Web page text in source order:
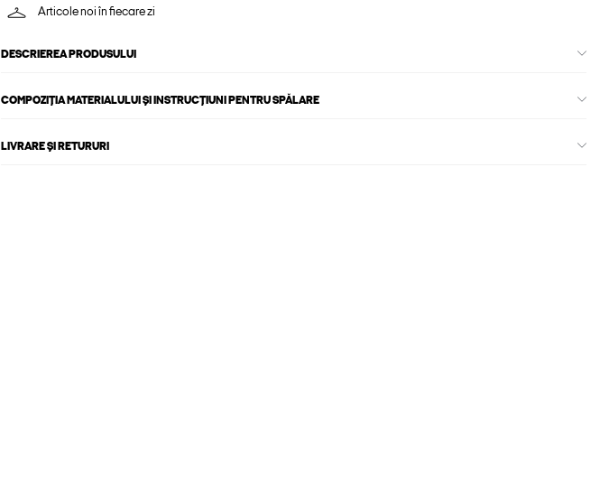
Articole noi în fiecare zi
DESCRIEREA PRODUSULUI
COMPOZIȚIA MATERIALULUI ȘI INSTRUCȚIUNI PENTRU SPĂLARE
LIVRARE ȘI RETURURI